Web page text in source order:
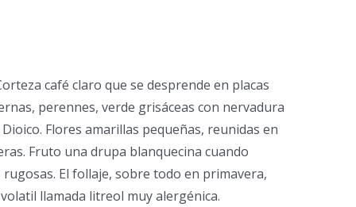
café claro que se desprende en placas
perennes, verde grisáceas con nervadura
Flores amarillas pequeñas, reunidas en
Fruto una drupa blanquecina cuando
rugosas. El follaje, sobre todo en primavera,
llamada litreol muy alergénica.